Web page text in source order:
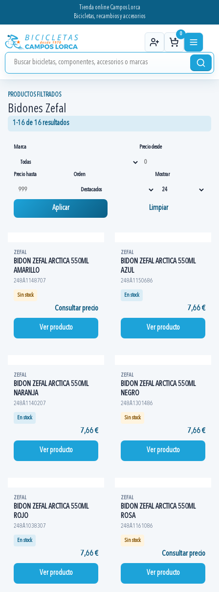
Tienda online Campos Lorca
Bicicletas, recambios y accesorios
0
PRODUCTOS FILTRADOS
Bidones Zefal
1-16 de 16 resultados
Marca Precio desde
Precio hasta Orden Mostrar
Aplicar Limpiar
ZEFAL
BIDON ZEFAL ARCTICA 550ML
AMARILLO
248A1148707
Sin stock
Consultar precio
Ver producto
ZEFAL
BIDON ZEFAL ARCTICA 550ML
AZUL
248A1150686
En stock
7,66 €
Ver producto
ZEFAL
BIDON ZEFAL ARCTICA 550ML
NARANJA
248A1140207
En stock
7,66 €
Ver producto
ZEFAL
BIDON ZEFAL ARCTICA 550ML
NEGRO
248A1301486
Sin stock
7,66 €
Ver producto
ZEFAL
BIDON ZEFAL ARCTICA 550ML
ROJO
248A1038307
En stock
7,66 €
Ver producto
ZEFAL
BIDON ZEFAL ARCTICA 550ML
ROSA
248A1161086
Sin stock
Consultar precio
Ver producto